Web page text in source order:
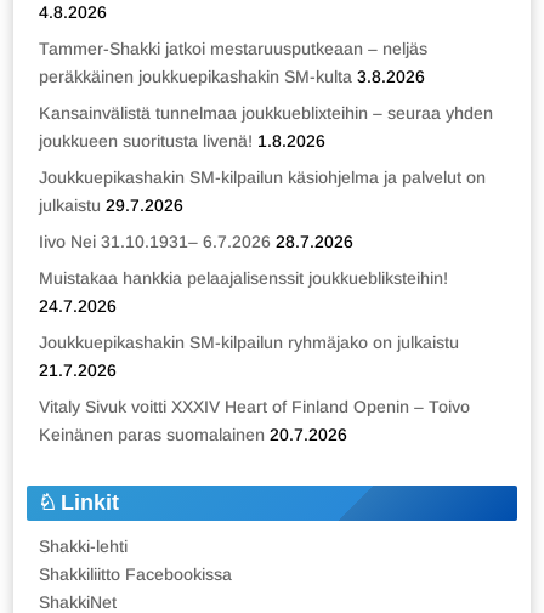
4.8.2026
Tammer-Shakki jatkoi mestaruusputkeaan – neljäs
peräkkäinen joukkuepikashakin SM-kulta 3.8.2026
Kansainvälistä tunnelmaa joukkueblixteihin – seuraa yhden
joukkueen suoritusta livenä! 1.8.2026
Joukkuepikashakin SM-kilpailun käsiohjelma ja palvelut on
julkaistu 29.7.2026
Iivo Nei 31.10.1931– 6.7.2026 28.7.2026
Muistakaa hankkia pelaajalisenssit joukkuebliksteihin!
24.7.2026
Joukkuepikashakin SM-kilpailun ryhmäjako on julkaistu
21.7.2026
Vitaly Sivuk voitti XXXIV Heart of Finland Openin – Toivo
Keinänen paras suomalainen 20.7.2026
Linkit
Shakki-lehti
Shakkiliitto Facebookissa
ShakkiNet